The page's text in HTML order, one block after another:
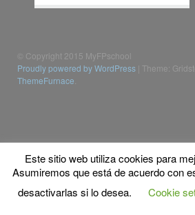
© Copyright 2015 MyFPschool
Proudly powered by WordPress Theme:
ThemeFurnace
Este sitio web utiliza cookies para
Asumiremos que está de acuerdo con
desactivarlas si lo desea.
Cookie